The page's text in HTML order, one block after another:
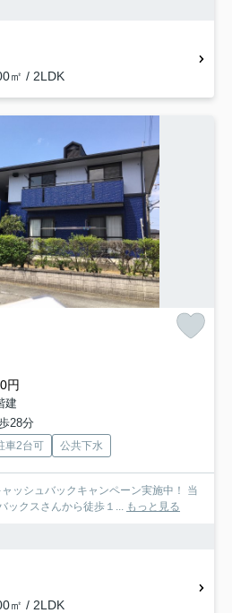
㎡ / 2LDK
円
建
28分
車2台可 公共下水
ッシュバックキャンペーン実施中！ 当
ックスさんから徒歩１... もっと見る
㎡ / 2LDK